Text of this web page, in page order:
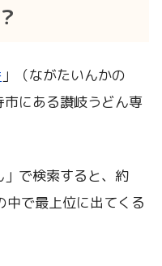
」（ながたいんかの
にある讃岐うどん専
で検索すると、約
で最上位に出てくる